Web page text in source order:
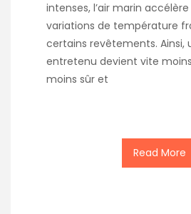
intenses, l’air marin accélère
variations de température
certains revêtements. Ainsi,
entretenu devient vite
moins sûr et
Read More